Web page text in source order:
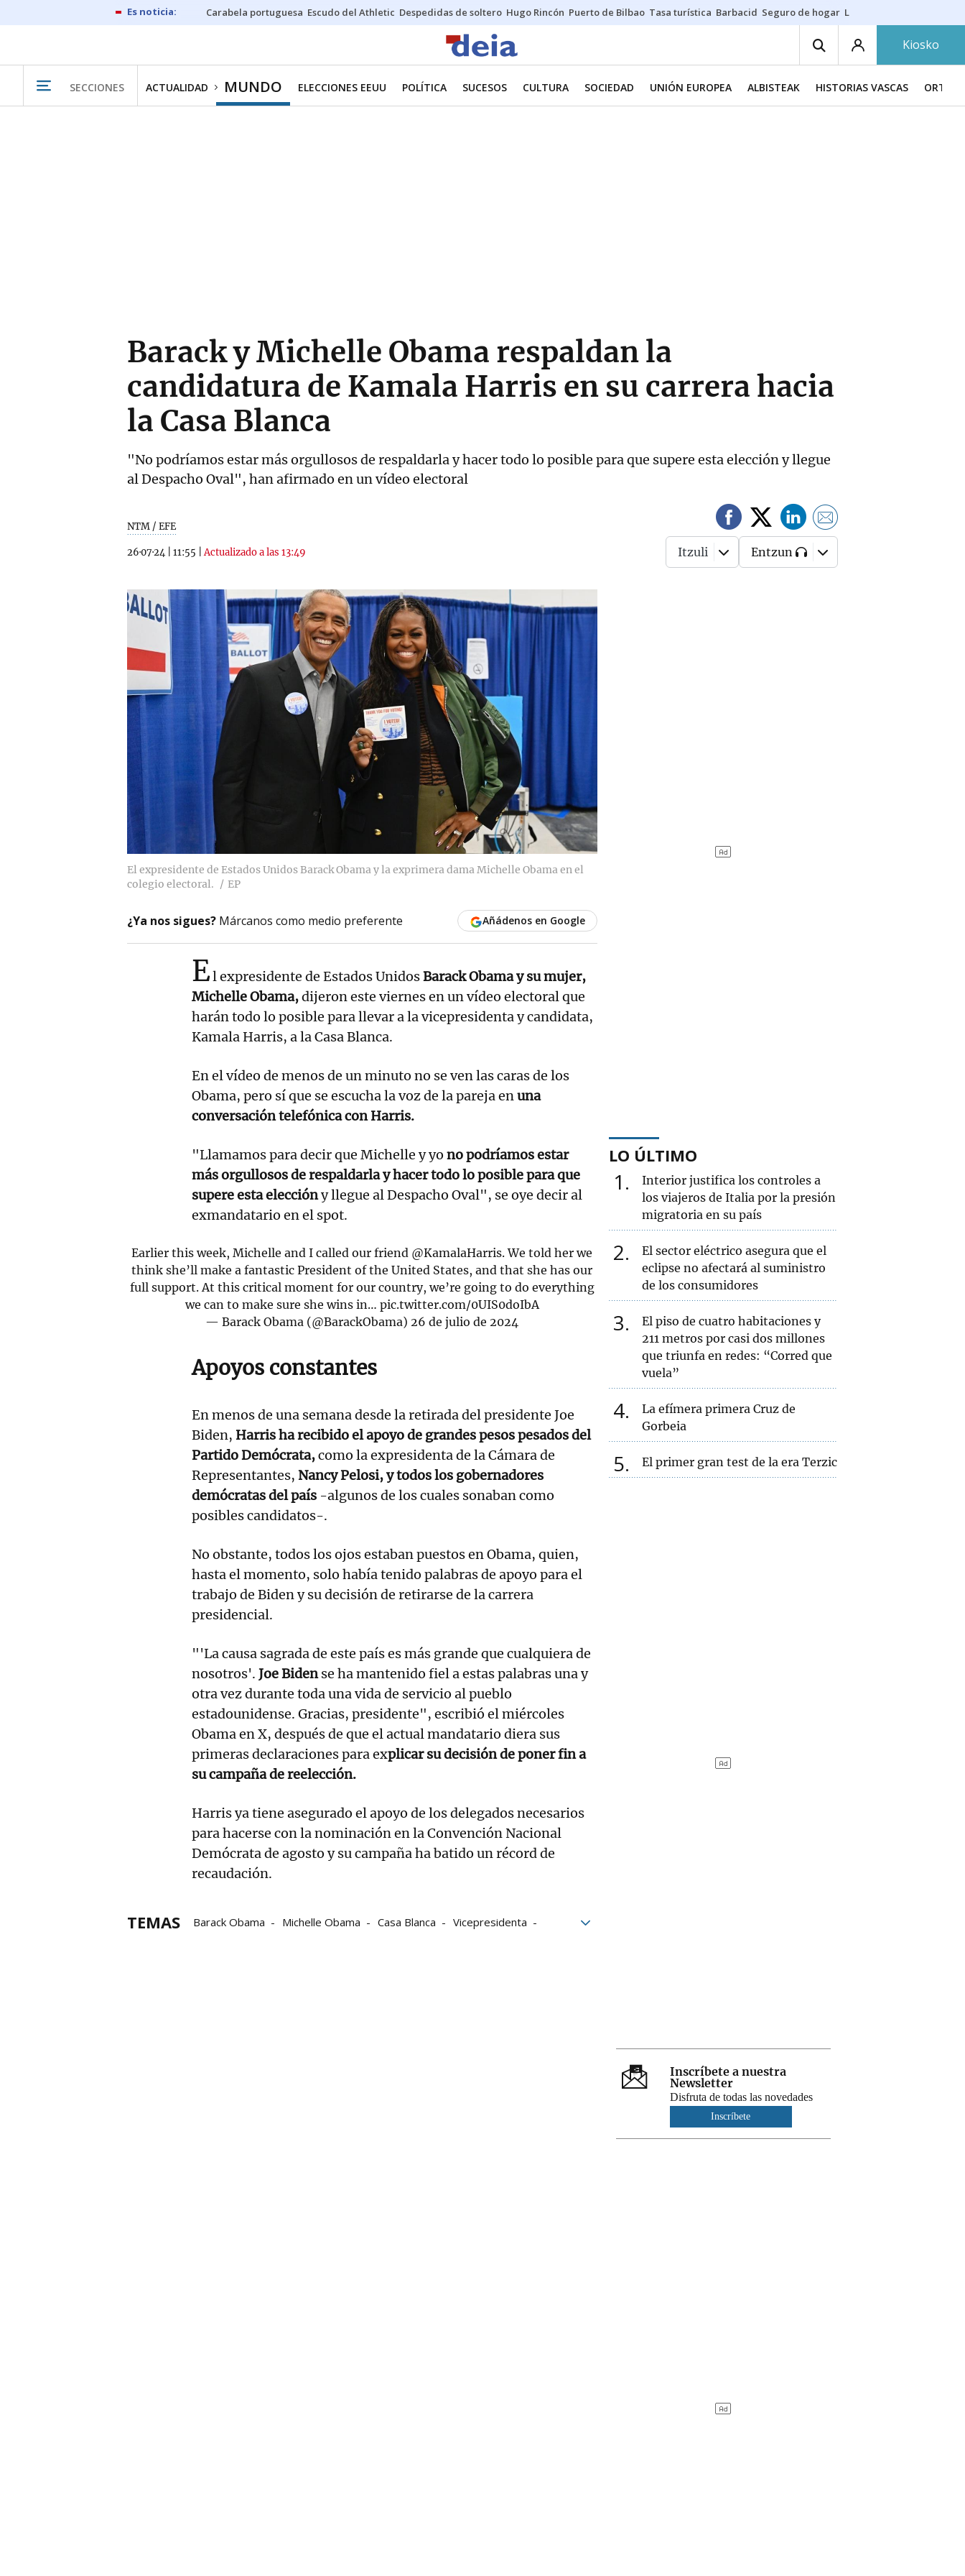
Carabela portuguesa Escudo del Athletic Despedidas de soltero Hugo Rincón Puerto de Bilbao Tasa turística Barbacid Seguro de hogar Lío Athletic-Osasuna
Kiosko
SECCIONES ACTUALIDAD MUNDO ELECCIONES EEUU POLÍTICA SUCESOS CULTURA SOCIEDAD UNIÓN EUROPEA ALBISTEAK HISTORIAS VASCAS
Barack y Michelle Obama respaldan la
candidatura de Kamala Harris en su carrera hacia
la Casa Blanca
"No podríamos estar más orgullosos de respaldarla y hacer todo lo posible para que supere esta elección y llegue
al Despacho Oval", han afirmado en un vídeo electoral
NTM / EFE
26·07·24 11:55 |Actualizado a las 13:49 Itzuli Entzun
El expresidente de Estados Unidos Barack Obama y la exprimera dama Michelle Obama en el
colegio electoral.
EP
¿Ya nos sigues? Márcanos como medio preferente Añádenos en Google
El expresidente de Estados UnidosBarack Obama y su mujer,
Michelle Obama,dijeron este viernes en un vídeo electoral que
harán todo lo posible para llevar a la vicepresidenta y candidata,
Kamala Harris, a la Casa Blanca.
En el vídeo de menos de un minuto no se ven las caras de los
Obama, pero sí que se escucha la voz de la pareja enuna
conversación telefónica con Harris.
"Llamamos para decir que Michelle y yo no podríamos estar
más orgullosos de respaldarla y hacer todo lo posible para que
supere esta eleccióny llegue al Despacho Oval", se oye decir al
exmandatario en el spot.
Earlier this week, Michelle and I called our friend @KamalaHarris. We told her we
think she’ll make a fantastic President of the United States, and that she has our
full support. At this critical moment for our country, we’re going to do everything
we can to make sure she wins in… pic.twitter.com/0UIS0doIbA
— Barack Obama (@BarackObama) 26 de julio de 2024
Apoyos constantes
En menos de una semana desde la retirada del presidente Joe
Biden, Harris ha recibido el apoyo de grandes pesos pesados del
Partido Demócrata,como la expresidenta de la Cámara de
Representantes, Nancy Pelosi, y todos los gobernadores
demócratas del país -algunos de los cuales sonaban como
posibles candidatos-.
No obstante, todos los ojos estaban puestos en Obama, quien,
hasta el momento, solo había tenido palabras de apoyo para el
trabajo de Biden y su decisión de retirarse de la carrera
presidencial.
"'La causa sagrada de este país es más grande que cualquiera de
nosotros'. Joe Bidense ha mantenido fiel a estas palabras una y
otra vez durante toda una vida de servicio al pueblo
estadounidense. Gracias, presidente", escribió el miércoles
Obama en X, después de que el actual mandatario diera sus
primeras declaraciones para explicar su decisión de poner fin a
su campaña de reelección.
Harris ya tiene asegurado el apoyo de los delegados necesarios
para hacerse con la nominación en la Convención Nacional
Demócrata de agosto y su campaña ha batido un récord de
recaudación.
TEMAS Barack Obama Michelle Obama Casa Blanca
Vicepresidenta
LO ÚLTIMO
1
Interior justifica los controles a
los viajeros de Italia por la presión
migratoria en su país
2
El sector eléctrico asegura que el
eclipse no afectará al suministro
de los consumidores
3
El piso de cuatro habitaciones y
211 metros por casi dos millones
que triunfa en redes: “Corred que
vuela”
4
La efímera primera Cruz de
Gorbeia
5 El primer gran test de la era Terzic
Inscríbete a nuestra
Newsletter
Disfruta de todas las novedades
Inscríbete